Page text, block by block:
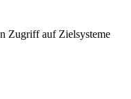
Zugriff auf Zielsysteme